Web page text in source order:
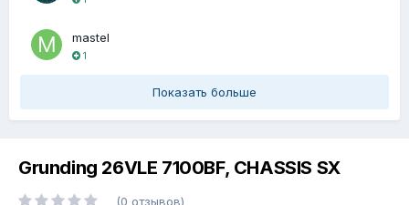
mastel
1
Показать больше
Grunding 26VLE 7100BF, CHASSIS SX
(0 отзывов)